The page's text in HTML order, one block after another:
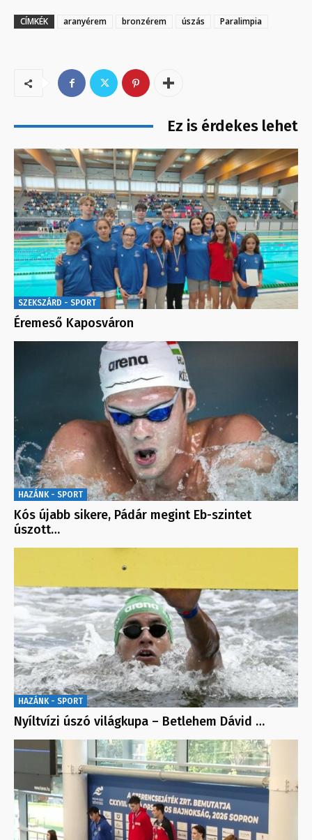
CÍMKÉK aranyérem bronzérem úszás Paralimpia
Ez is érdekes lehet
SZEKSZÁRD - SPORT
Éremeső Kaposváron
HAZÁNK - SPORT
Kós újabb sikere, Pádár megint Eb-szintet
úszott…
HAZÁNK - SPORT
Nyíltvízi úszó világkupa – Betlehem Dávid …